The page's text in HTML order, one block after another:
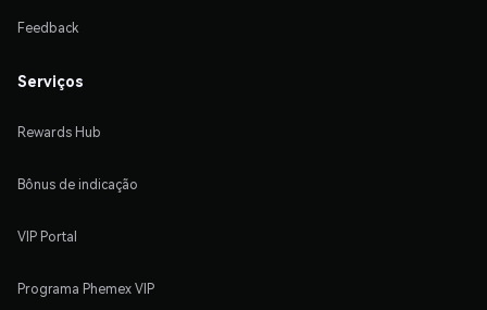
Feedback
Serviços
Rewards Hub
Bônus de indicação
VIP Portal
Programa Phemex VIP